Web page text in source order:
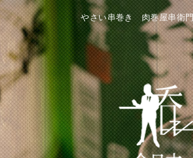
やさい串巻き 肉巻屋串衛門